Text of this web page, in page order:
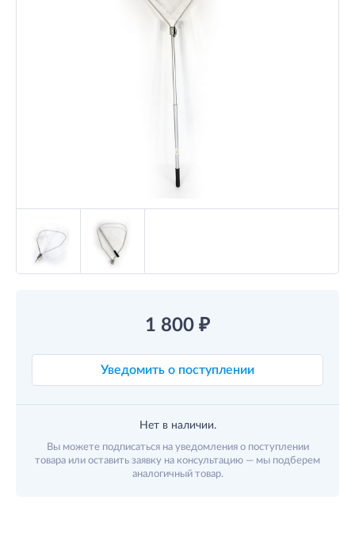
1 800 ₽
Уведомить о поступлении
Нет в наличии.
Вы можете подписаться на уведомления о поступлении
товара или оставить заявку на консультацию — мы подберем
аналогичный товар.